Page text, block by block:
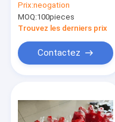
80-98 Shore A et
allongement de 650
% pour arbres
Prix:neogation
MOQ:100pieces
Trouvez les derniers prix
Contactez